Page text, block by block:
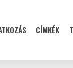
CÍMKÉK